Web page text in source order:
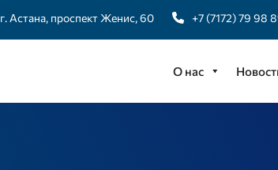
г. Астана, проспект Женис, 60 +7 (7172) 79 98
О нас